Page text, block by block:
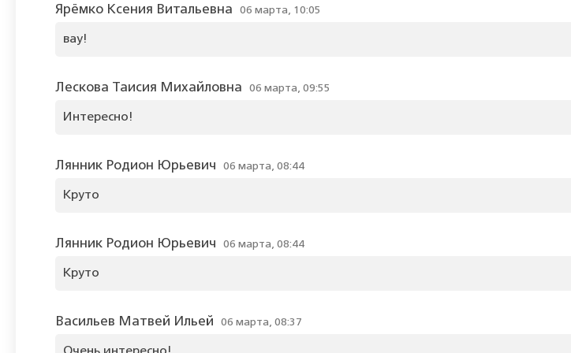
Ярёмко Ксения Витальевна 06 марта, 10:05
вау!
Лескова Таисия Михайловна 06 марта, 09:55
Интересно!
Лянник Родион Юрьевич 06 марта, 08:44
Круто
Лянник Родион Юрьевич 06 марта, 08:44
Круто
Васильев Матвей Ильей 06 марта, 08:37